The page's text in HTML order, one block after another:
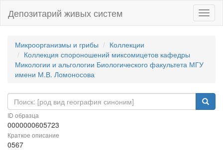
Депозитарий живых систем
Микроорганизмы и грибы
Коллекции
Коллекция спороношений миксомицетов кафедры
Микологии и альгологии Биологического факультета МГУ
имени М.В. Ломоносова
ID образца
0000000605723
Краткое описание
0567